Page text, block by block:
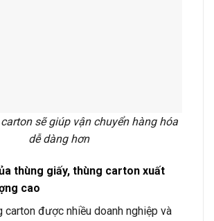
sẽ giúp vận chuyển hàng hóa
dễ dàng hơn
thùng giấy, thùng carton xuất
cao
carton được nhiều doanh nghiệp và